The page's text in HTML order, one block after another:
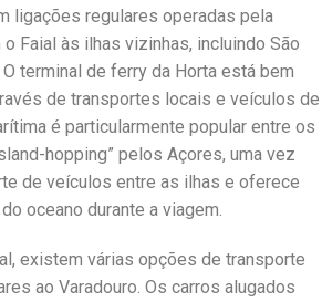
ligações regulares operadas pela
Faial às ilhas vizinhas, incluindo São
terminal de ferry da Horta está bem
de transportes locais e veículos de
é particularmente popular entre os
hopping” pelos Açores, uma vez
de veículos entre as ilhas e oferece
oceano durante a viagem.
existem várias opções de transporte
ao Varadouro. Os carros alugados